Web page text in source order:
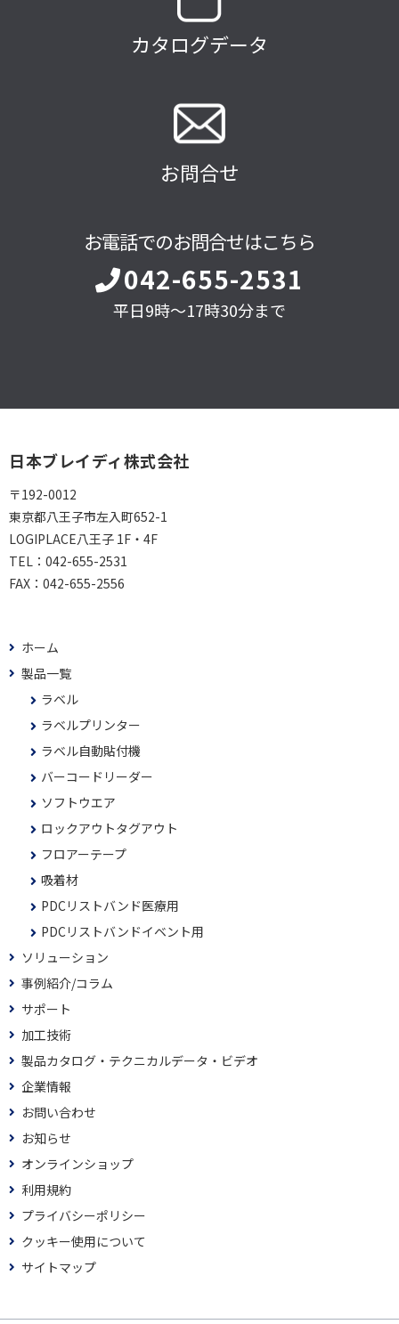
カタログデータ
お問合せ
お電話でのお問合せはこちら
042-655-2531
平日9時～17時30分まで
日本ブレイディ株式会社
〒192-0012
東京都八王子市左入町652-1
LOGIPLACE八王子 1F・4F
TEL： 042-655-2531
FAX： 042-655-2556
ホーム
製品一覧
ラベル
ラベルプリンター
ラベル自動貼付機
バーコードリーダー
ソフトウエア
ロックアウトタグアウト
フロアーテープ
吸着材
PDCリストバンド医療用
PDCリストバンドイベント用
ソリューション
事例紹介/コラム
サポート
加工技術
製品カタログ・テクニカルデータ・ビデオ
企業情報
お問い合わせ
お知らせ
オンラインショップ
利用規約
プライバシーポリシー
クッキー使用について
サイトマップ